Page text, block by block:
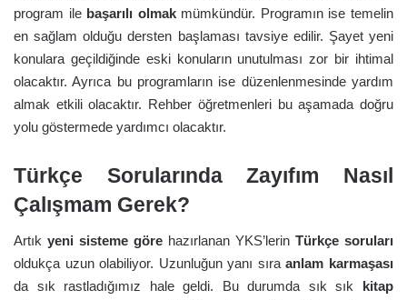
program ile başarılı olmakmümkündür. Programın ise temelin
en sağlam olduğu dersten başlaması tavsiye edilir. Şayet yeni
konulara geçildiğinde eski konuların unutulması zor bir ihtimal
olacaktır. Ayrıca bu programların ise düzenlenmesinde yardım
almak etkili olacaktır. Rehber öğretmenleri bu aşamada doğru
yolu göstermede yardımcı olacaktır.
Türkçe Sorularında Zayıfım Nasıl
Çalışmam Gerek?
Artık yeni sisteme göre hazırlanan YKS’lerin Türkçe soruları
oldukça uzun olabiliyor. Uzunluğun yanı sıraanlam karmaşası
da sık rastladığımız hale geldi. Bu durumda sık sık kitap